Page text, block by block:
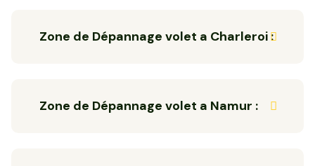
Zone de Dépannage volet a Charleroi :
Zone de Dépannage volet a Namur :